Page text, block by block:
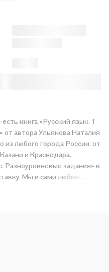
книга «Русский язык. 1
от автора Ульянова Наталия
из любого города России: от
и Краснодара.
Разноуровневые задания» в
Мы и сами любим